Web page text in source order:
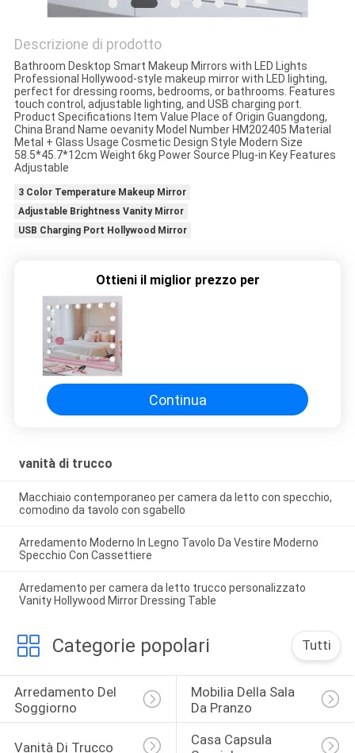
RICHIEDERE
UN
PREVENTIVO
SITEMAP
NORME
SULLA
PRIVACY
Descrizione di prodotto
Bathroom Desktop Smart Makeup Mirrors with LED Lights
Professional Hollywood-style makeup mirror with LED lighting,
perfect for dressing rooms, bedrooms, or bathrooms. Features
touch control, adjustable lighting, and USB charging port.
Product Specifications Item Value Place of Origin Guangdong,
China Brand Name oevanity Model Number HM202405 Material
Metal + Glass Usage Cosmetic Design Style Modern Size
58.5*45.7*12cm Weight 6kg Power Source Plug-in Key Features
Adjustable
3 Color Temperature Makeup Mirror
Adjustable Brightness Vanity Mirror
USB Charging Port Hollywood Mirror
Ottieni il miglior prezzo per
Continua
vanità di trucco
Macchiaio contemporaneo per camera da letto con specchio,
comodino da tavolo con sgabello
Arredamento Moderno In Legno Tavolo Da Vestire Moderno
Specchio Con Cassettiere
Arredamento per camera da letto trucco personalizzato
Vanity Hollywood Mirror Dressing Table
Categorie popolari Tutti
Arredamento Del
Soggiorno
Mobilia Della Sala
Da Pranzo
Vanità Di Trucco
Casa Capsula